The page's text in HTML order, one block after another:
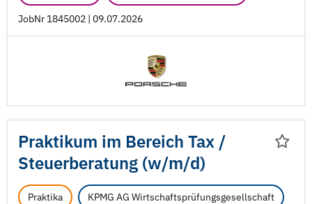
JobNr 1845002 | 09.07.2026
Praktikum im Bereich Tax /
Steuerberatung (w/m/d)
Praktika KPMG AG Wirtschaftsprüfungsgesellschaft